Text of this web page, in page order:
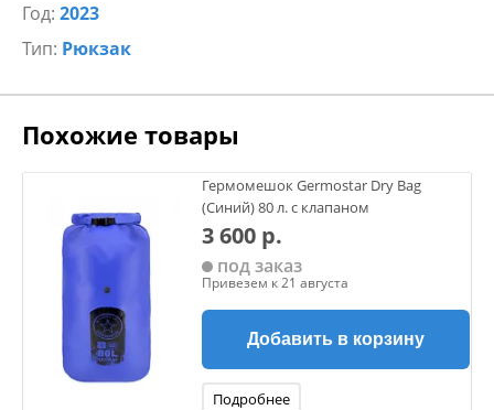
Год: 2023
Тип: Рюкзак
Похожие товары
Гермомешок Germostar Dry Bag
(Синий) 80 л. с клапаном
3 600 р.
под заказ
Привезем к 21 августа
Добавить в корзину
Подробнее